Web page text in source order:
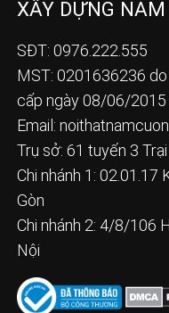
XÂY DỰNG NAM
SĐT: 0976.222.555
MST: 0201636236
cấp ngày 08/06/2015
Email:
Trụ sở: 61 tuyến 3
Chi nhánh 1: 02.01.17
Gòn
Chi nhánh 2: 4/8/106
Nội